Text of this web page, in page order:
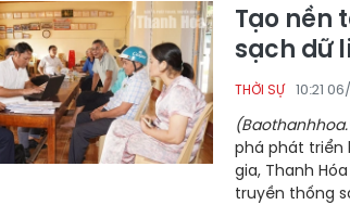
Tạo nền
sạch dữ
THỜI SỰ 10:21
phá phát triển
gia, Thanh
truyền thống